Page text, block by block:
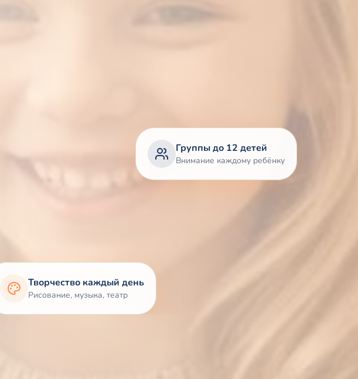
Творчество каждый день
Рисование, музыка, театр
Группы до 12 детей
Внимание каждому ребёнку